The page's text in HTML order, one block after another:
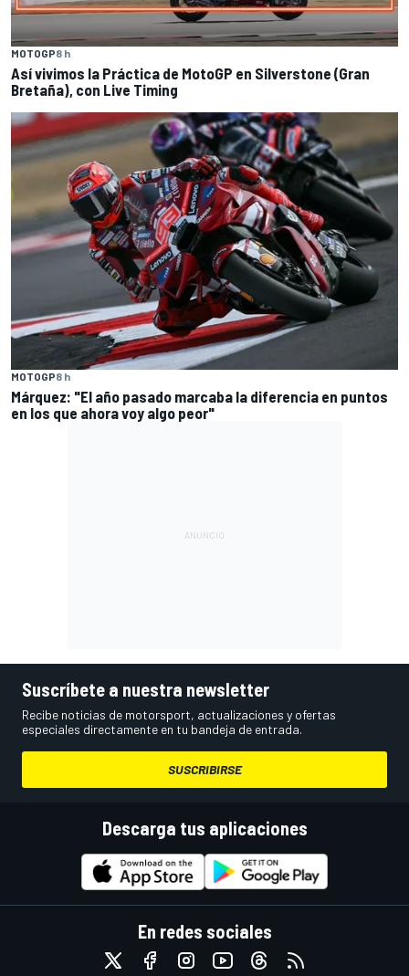
MOTOGP8 h
Así vivimos la Práctica de MotoGP en Silverstone (Gran
Bretaña), con Live Timing
MOTOGP8 h
Márquez: "El año pasado marcaba la diferencia en puntos
en los que ahora voy algo peor"
Suscríbete a nuestra newsletter
Recibe noticias de motorsport, actualizaciones y ofertas
especiales directamente en tu bandeja de entrada.
SUSCRIBIRSE
Descarga tus aplicaciones
En redes sociales